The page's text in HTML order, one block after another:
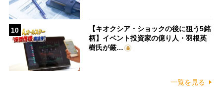
10
【キオクシア・ショックの後に狙う5銘
柄】イベント投資家の億り人・羽根英
樹氏が厳…
一覧を見る